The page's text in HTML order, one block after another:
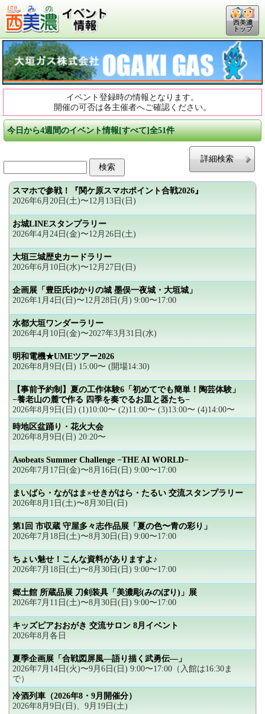
西美濃
トップ
イベント登録時の情報となります。
開催の可否は各主催者へご確認ください。
今日から4週間のイベント情報[すべて]全51件
詳細検索
スマホで参戦！『関ケ原スマホポイント合戦2026』
2026年6月20日(土)〜12月13日(日)
お城LINEスタンプラリー
2026年4月24日(金)〜12月26日(土)
大垣三城歴史カードラリー
2026年6月10日(水)〜12月27日(日)
企画展「豊臣氏ゆかりの城 墨俣一夜城・大垣城」
2026年1月4日(日)〜12月28日(月) 9:00〜17:00
水都大垣ワンダーラリー
2026年4月10日(金)〜2027年3月31日(水)
明和電機★UMEツアー2026
2026年8月9日(日) 15:00〜 (開場14:30)
【事前予約制】夏の工作体験6「初めてでも簡単！陶芸体験」
−養老山の麓で作る 四季を奏でるお皿と器たち−
2026年8月9日(日) (1)10:00〜 (2)11:00〜 (3)13:00〜 (4)14:00〜
時地区盆踊り・花火大会
2026年8月9日(日) 20:20〜
Asobeats Summer Challenge −THE AI WORLD−
2026年7月17日(金)〜8月16日(日) 9:00〜17:00
まいばら・ながはま×せきがはら・たるい 交流スタンプラリー
2026年8月1日(土)〜8月30日(日)
第1回 市収蔵 守屋多々志作品展「夏の色〜青の彩り」
2026年7月18日(土)〜8月30日(日) 9:00〜17:00
ちょい魅せ！こんな資料がありますよ♪
2026年7月18日(土)〜8月30日(日) 9:00〜17:00
郷土館 所蔵品展 刀剣装具「美濃彫(みのぼり)」展
2026年7月11日(土)〜8月30日(日) 9:00〜17:00
キッズピアおおがき 交流サロン 8月イベント
2026年8月各日
夏季企画展「合戦図屏風―語り描く武勇伝―」
2026年7月14日(火)〜9月6日(日) 9:00〜17:00（入館は16:30ま
で）
冷酒列車（2026年8・9月開催分）
2026年8月9日(日)、9月19日(土)